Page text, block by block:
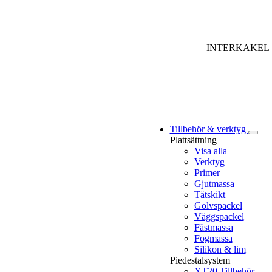
INTERKAKEL
Tillbehör & verktyg
Plattsättning
Visa alla
Verktyg
Primer
Gjutmassa
Tätskikt
Golvspackel
Väggspackel
Fästmassa
Fogmassa
Silikon & lim
Piedestalsystem